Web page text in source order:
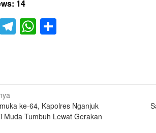
14
TwitterTelegram
WhatsApp
ke-64, Kapolres Nganjuk
Muda Tumbuh Lewat Gerakan